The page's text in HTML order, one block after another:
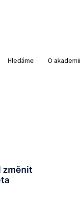
Hledáme O akademii
změnit